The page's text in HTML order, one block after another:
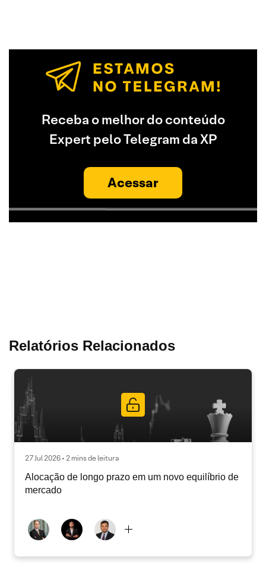
Receba o melhor do conteúdo
Expert pelo Telegram da XP
Acessar
Relatórios Relacionados
27 Jul 2026 • 2 mins de leitura
Alocação de longo prazo em um novo equilíbrio de
mercado